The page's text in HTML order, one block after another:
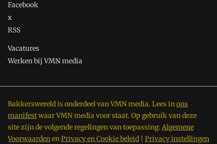
Facebook
x
RSS
Vacatures
Werken bij VMN media
Bakkerswereld is onderdeel van VMN media. Lees inons
manifestwaar VMN media voor staat. Op gebruik van deze
site zijn de volgende regelingen van toepassing: Algemene
VoorwaardenenPrivacy en Cookie beleid Privacy instellingen